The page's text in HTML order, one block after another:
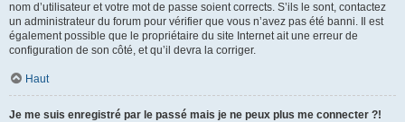
nom d’utilisateur et votre mot de passe soient corrects. S’ils le sont, contactez
un administrateur du forum pour vérifier que vous n’avez pas été banni. Il est
également possible que le propriétaire du site Internet ait une erreur de
configuration de son côté, et qu’il devra la corriger.
Haut
Je me suis enregistré par le passé mais je ne peux plus me connecter ?!